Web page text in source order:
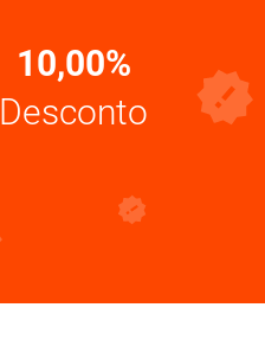
10,00%
Desconto